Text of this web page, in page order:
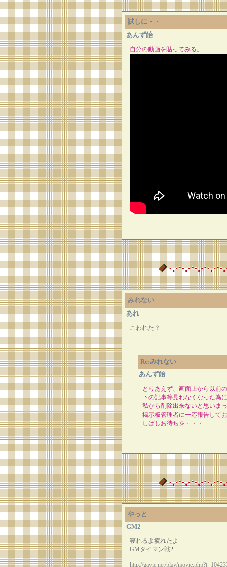
試しに・・
あんず飴
自分の動画を貼ってみる。
みれない
あれ
こわれた？
Re:みれない
あんず飴
とりあえず、画面上から以前
下の記事等見れなくなった為に
私から削除出来ないと思いま
掲示板管理者に一応報告して
しばしお待ちを・・・
やっと
GM2
寝れるよ疲れたよ
GMタイマン戦2
http://gavie.net/play/